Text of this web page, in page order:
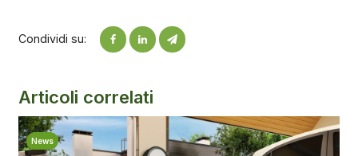
Condividi su:
Articoli correlati
News